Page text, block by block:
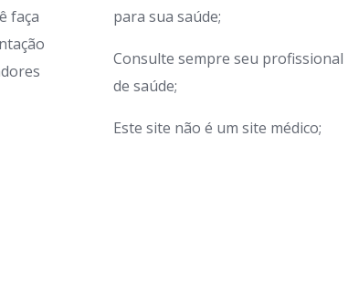
faça
para sua saúde;
Consulte sempre seu profissional
de saúde;
Este site não é um site médico;